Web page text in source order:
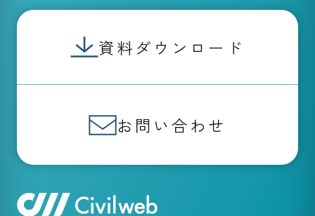
資料ダウンロード
お問い合わせ